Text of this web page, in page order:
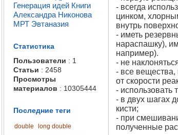
Генерация идей Книги
Александра Никонова
МРТ Эвтаназия
Статистика
Пользователи : 1
Статьи : 2458
Просмотры
материалов : 10305444
Последние теги
double long double
- всегда
цинком,
внутрь
- иметь
нараспашку),
например).
- не
- все вещества,
от скорости
- использовать
- в двух шагах
кисти;
- при
полученные